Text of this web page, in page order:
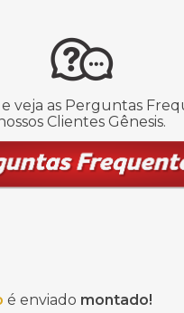
veja as Perguntas
Clientes Gênesis.
é enviado montado!